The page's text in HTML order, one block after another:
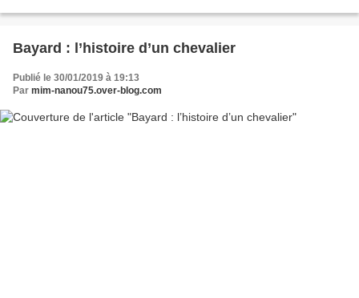
Bayard : l’histoire d’un chevalier
Publié le 30/01/2019 à 19:13
Par mim-nanou75.over-blog.com